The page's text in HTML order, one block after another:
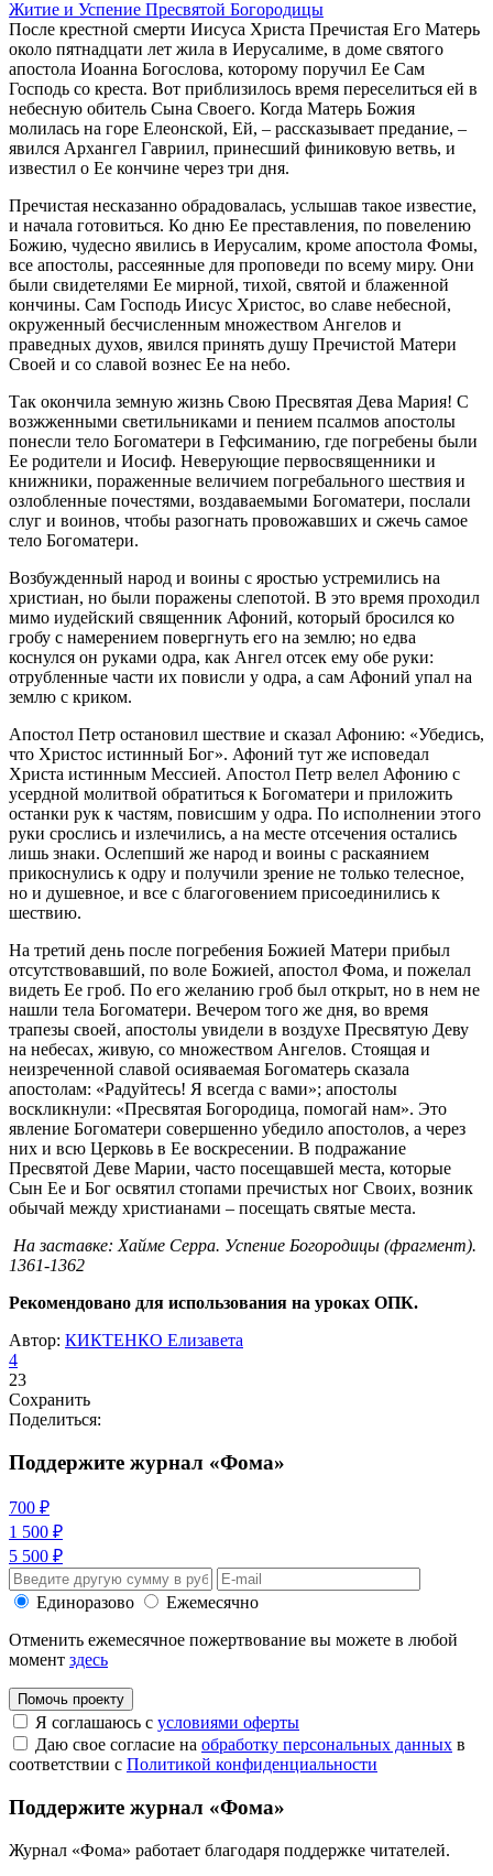
Житие и Успение Пресвятой Богородицы
После крестной смерти Иисуса Христа Пречистая Его Матерь
около пятнадцати лет жила в Иерусалиме, в доме святого
апостола Иоанна Богослова, которому поручил Ее Сам
Господь со креста. Вот приблизилось время переселиться ей в
небесную обитель Сына Своего. Когда Матерь Божия
молилась на горе Елеонской, Ей, – рассказывает предание, –
явился Архангел Гавриил, принесший финиковую ветвь, и
известил о Ее кончине через три дня.
Пречистая несказанно обрадовалась, услышав такое известие,
и начала готовиться. Ко дню Ее преставления, по повелению
Божию, чудесно явились в Иерусалим, кроме апостола Фомы,
все апостолы, рассеянные для проповеди по всему миру. Они
были свидетелями Ее мирной, тихой, святой и блаженной
кончины. Сам Господь Иисус Христос, во славе небесной,
окруженный бесчисленным множеством Ангелов и
праведных духов, явился принять душу Пречистой Матери
Своей и со славой вознес Ее на небо.
Так окончила земную жизнь Свою Пресвятая Дева Мария! С
возжженными светильниками и пением псалмов апостолы
понесли тело Богоматери в Гефсиманию, где погребены были
Ее родители и Иосиф. Неверующие первосвященники и
книжники, пораженные величием погребального шествия и
озлобленные почестями, воздаваемыми Богоматери, послали
слуг и воинов, чтобы разогнать провожавших и сжечь самое
тело Богоматери.
Возбужденный народ и воины с яростью устремились на
христиан, но были поражены слепотой. В это время проходил
мимо иудейский священник Афоний, который бросился ко
гробу с намерением повергнуть его на землю; но едва
коснулся он руками одра, как Ангел отсек ему обе руки:
отрубленные части их повисли у одра, а сам Афоний упал на
землю с криком.
Апостол Петр остановил шествие и сказал Афонию: «Убедись,
что Христос истинный Бог». Афоний тут же исповедал
Христа истинным Мессией. Апостол Петр велел Афонию с
усердной молитвой обратиться к Богоматери и приложить
останки рук к частям, повисшим у одра. По исполнении этого
руки срослись и излечились, а на месте отсечения остались
лишь знаки. Ослепший же народ и воины с раскаянием
прикоснулись к одру и получили зрение не только телесное,
но и душевное, и все с благоговением присоединились к
шествию.
На третий день после погребения Божией Матери прибыл
отсутствовавший, по воле Божией, апостол Фома, и пожелал
видеть Ее гроб. По его желанию гроб был открыт, но в нем не
нашли тела Богоматери. Вечером того же дня, во время
трапезы своей, апостолы увидели в воздухе Пресвятую Деву
на небесах, живую, со множеством Ангелов. Стоящая и
неизреченной славой осияваемая Богоматерь сказала
апостолам: «Радуйтесь! Я всегда с вами»; апостолы
воскликнули: «Пресвятая Богородица, помогай нам». Это
явление Богоматери совершенно убедило апостолов, а через
них и всю Церковь в Ее воскресении. В подражание
Пресвятой Деве Марии, часто посещавшей места, которые
Сын Ее и Бог освятил стопами пречистых ног Своих, возник
обычай между христианами – посещать святые места.
На заставке: Хайме Серра. Успение Богородицы (фрагмент).
1361-1362
Рекомендовано для использования на уроках ОПК.
Автор: КИКТЕНКО Елизавета
4
23
Сохранить
Поделиться:
Поддержите журнал «Фома»
700 ₽
1 500 ₽
5 500 ₽
Единоразово
Ежемесячно
Отменить ежемесячное пожертвование вы можете в любой
момент здесь
Помочь проекту
Я соглашаюсь с условиями оферты
Даю свое согласие на обработку персональных данных в
соответствии с Политикой конфиденциальности
Поддержите журнал «Фома»
Журнал «Фома» работает благодаря поддержке читателей.